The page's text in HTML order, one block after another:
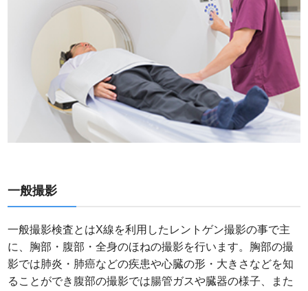
一般撮影
一般撮影検査とはX線を利用したレントゲン撮影の事で主
に、胸部・腹部・全身のほねの撮影を行います。胸部の撮
影では肺炎・肺癌などの疾患や心臓の形・大きさなどを知
ることができ腹部の撮影では腸管ガスや臓器の様子、また